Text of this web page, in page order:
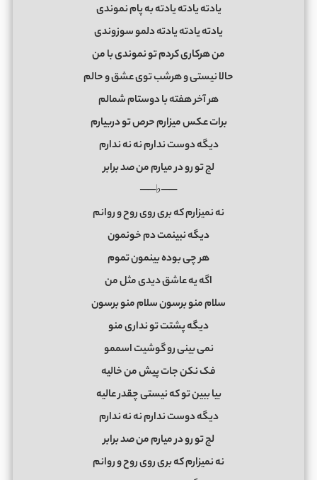
ﻳﺎدﺗﻪ ﻳﺎدﺗﻪ ﻳﺎدﺗﻪ ﺑﻪ ﭘﺎم ﻧﻤﻮﻧﺪی
ﻳﺎدﺗﻪ ﻳﺎدﺗﻪ ﻳﺎدﺗﻪ دﻟﻤﻮ ﺳﻮزوﻧﺪی
ﻣﻦ ﻫﺮﻛﺎری ﻛﺮدم ﺗﻮ ﻧﻤﻮﻧﺪی ﺑﺎ ﻣﻦ
ﺣﺎﻟﺎ ﻧﻴﺴﺘﻰ و ﻫﺮﺷﺐ ﺗﻮی ﻋﺸﻖ و ﺣﺎﻟﻢ
ﻫﺮ آﺧﺮ ﻫﻔﺘﻪ ﺑﺎ دوﺳﺘﺎم ﺷﻤﺎﻟﻢ
ﺑﺮات ﻋﻜﺲ ﻣﻴﺰارم ﺣﺮص ﺗﻮ درﺑﻴﺎرم
دﻳﮕﻪ دوﺳﺖ ﻧﺪارم ﻧﻪ ﻧﻪ ﻧﺪارم
ﻟﺞ ﺗﻮ رو در ﻣﻴﺎرم ﻣﻦ ﺻﺪ ﺑﺮاﺑﺮ
──♭──
ﻧﻪ ﻧﻤﻴﺰارم ﻛﻪ ﺑﺮی روی روح و رواﻧﻢ
دﻳﮕﻪ ﻧﺒﻴﻨﻤﺖ دم ﺧﻮﻧﻤﻮن
ﻫﺮ ﭼﻰ ﺑﻮده ﺑﻴﻨﻤﻮن ﺗﻤﻮم
اﮔﻪ ﻳﻪ ﻋﺎﺷﻖ دﻳﺪی ﻣﺜﻞ ﻣﻦ
ﺳﻠﺎم ﻣﻨﻮ ﺑﺮﺳﻮن ﺳﻠﺎم ﻣﻨﻮ ﺑﺮﺳﻮن
دﻳﮕﻪ ﭘﺸﺘﺖ ﺗﻮ ﻧﺪاری ﻣﻨﻮ
ﻧﻤﻰ ﺑﻴﻨﻰ رو ﮔﻮﺷﻴﺖ اﺳﻤﻤﻮ
ﻓﮏ ﻧﻜﻦ ﺟﺎت ﭘﻴﺶ ﻣﻦ ﺧﺎﻟﻴﻪ
ﺑﻴﺎ ﺑﺒﻴﻦ ﺗﻮ ﻛﻪ ﻧﻴﺴﺘﻰ ﭼﻘﺪر ﻋﺎﻟﻴﻪ
دﻳﮕﻪ دوﺳﺖ ﻧﺪارم ﻧﻪ ﻧﻪ ﻧﺪارم
ﻟﺞ ﺗﻮ رو در ﻣﻴﺎرم ﻣﻦ ﺻﺪ ﺑﺮاﺑﺮ
ﻧﻪ ﻧﻤﻴﺰارم ﻛﻪ ﺑﺮی روی روح و رواﻧﻢ